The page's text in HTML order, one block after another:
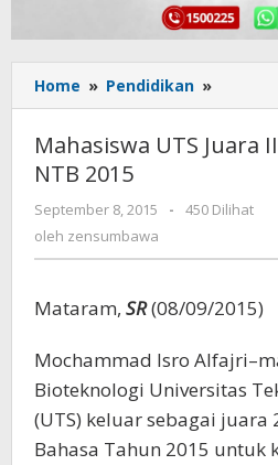
Home » Pendidikan »
UTS
II
Bahasa
Mahasiswa UTS Juara
NTB 2015
September 8, 2015
oleh
-
450 Dilihat
oleh zensumbawa
Mataram, SR(08/09/2015)
Mochammad Isro
Bioteknologi Universitas
(UTS) keluar sebagai juara
Bahasa Tahun 2015 untuk